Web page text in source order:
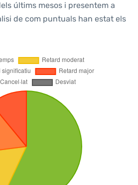
últims mesos i presentem a
de com puntuals han estat els